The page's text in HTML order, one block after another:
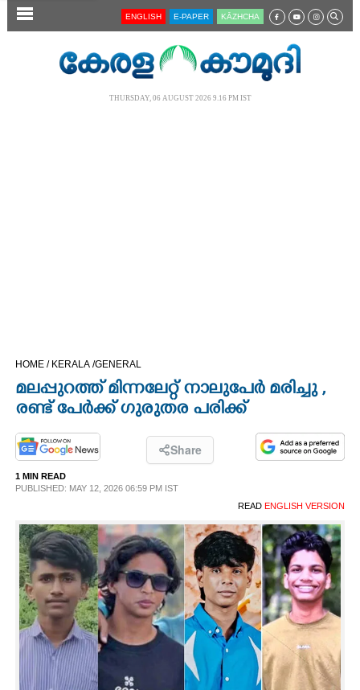
SECTIONS
SPIRITUAL
INFO+
ART
ENGLISH E-PAPER KĀZHCHA
THURSDAY, 06 AUGUST 2026 9.16 PM IST
HOME / KERALA /GENERAL
മലപ്പുറത്ത് മിന്നലേറ്റ് നാലുപേർ മരിച്ചു ,​
രണ്ട് പേർക്ക് ഗുരുതര പരിക്ക്
Share
1 MIN READ
PUBLISHED: MAY 12, 2026 06:59 PM IST
READ ENGLISH VERSION